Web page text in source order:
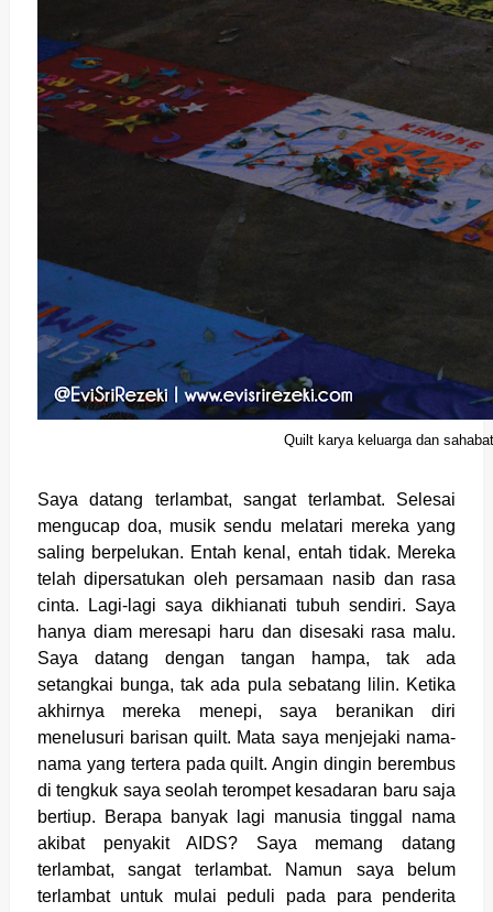
Quilt karya keluarga dan
Saya datang terlambat, sangat terlambat. Selesai
mengucap doa, musik sendu melatari mereka yang
saling berpelukan. Entah kenal, entah tidak. Mereka
telah dipersatukan oleh persamaan nasib dan rasa
cinta. Lagi-lagi saya dikhianati tubuh sendiri. Saya
hanya diam meresapi haru dan disesaki rasa malu.
Saya datang dengan tangan hampa, tak ada
setangkai bunga, tak ada pula sebatang lilin. Ketika
akhirnya mereka menepi, saya beranikan diri
menelusuri barisan quilt. Mata saya menjejaki nama-
nama yang tertera pada quilt. Angin dingin berembus
di tengkuk saya seolah terompet kesadaran baru saja
bertiup. Berapa banyak lagi manusia tinggal nama
akibat penyakit AIDS? Saya memang datang
terlambat, sangat terlambat. Namun saya belum
terlambat untuk mulai peduli pada para penderita